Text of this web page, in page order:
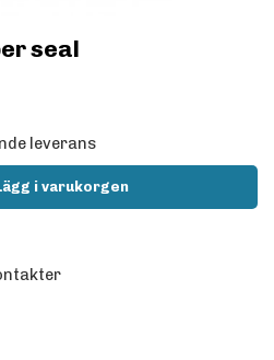
seal
leverans
i varukorgen